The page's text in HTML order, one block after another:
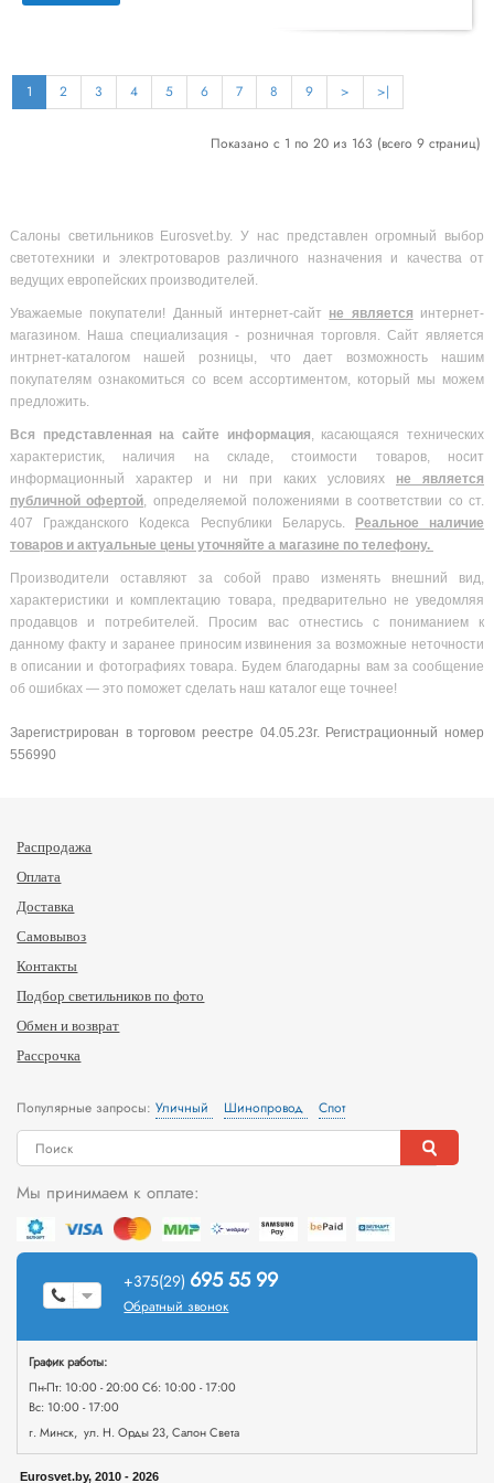
1 2 3 4 5 6 7 8 9 > >|
Показано с 1 по 20 из 163 (всего 9 страниц)
Салоны светильников Eurosvet.by. У нас представлен огромный выбор
светотехники и электротоваров различного назначения и качества от
ведущих европейских производителей.
Уважаемые покупатели! Данный интернет-сайт не является интернет-
магазином. Наша специализация - розничная торговля. Сайт является
интрнет-каталогом нашей розницы, что дает возможность нашим
покупателям ознакомиться со всем ассортиментом, который мы можем
предложить.
Вся представленная на сайте информация, касающаяся технических
характеристик, наличия на складе, стоимости товаров, носит
информационный характер и ни при каких условиях не является
публичной офертой, определяемой положениями в соответствии со ст.
407 Гражданского Кодекса Республики Беларусь. Реальное наличие
товаров и актуальные цены уточняйте а магазине по телефону.
Производители оставляют за собой право изменять внешний вид,
характеристики и комплектацию товара, предварительно не уведомляя
продавцов и потребителей. Просим вас отнестись с пониманием к
данному факту и заранее приносим извинения за возможные неточности
в описании и фотографиях товара. Будем благодарны вам за сообщение
об ошибках — это поможет сделать наш каталог еще точнее!
Зарегистрирован в торговом реестре 04.05.23г. Регистрационный номер
556990
Распродажа
Оплата
Доставка
Самовывоз
Контакты
Подбор светильников по фото
Обмен и возврат
Рассрочка
Популярные запросы:Уличный Шинопровод Спот
Мы принимаем к оплате:
+375(29) 695 55 99
Обратный звонок
График работы:
Пн-Пт: 10:00 - 20:00 Сб: 10:00 - 17:00
Вс: 10:00 - 17:00
г. Минск, ул. Н. Орды 23, Салон Света
Eurosvet.by, 2010 - 2026